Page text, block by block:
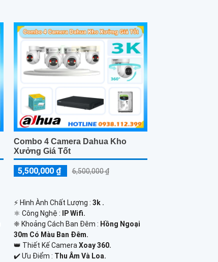
Combo 4 Camera Dahua Kho
Xưởng Giá Tốt
5,500,000 ₫ 6,500,000 ₫
️⚡ Hình Ành Chất Lượng : 3k .
⚛️ Công Nghệ :
IP Wifi.
❈ Khoảng Cách Ban Đêm : Hồng Ngoại
30m Có Màu Ban Ðêm.
👑 Thiết Kế Camera Xoay 360.
️✔️ Ưu Điểm : Thu Âm Và Loa.